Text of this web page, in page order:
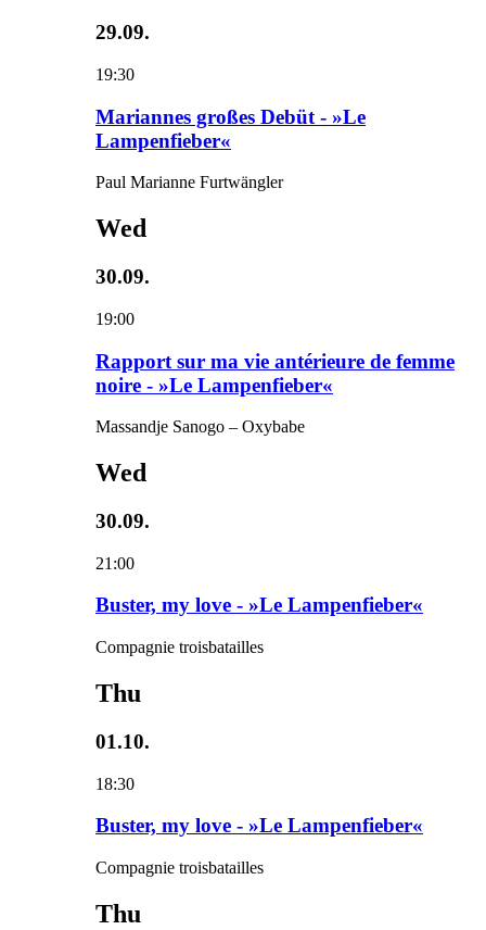
29.09.
19:30
Mariannes großes Debüt - »Le
Lampenfieber«
Paul Marianne Furtwängler
Wed
30.09.
19:00
Rapport sur ma vie antérieure de femme
noire - »Le Lampenfieber«
Massandje Sanogo – Oxybabe
Wed
30.09.
21:00
Buster, my love - »Le Lampenfieber«
Compagnie troisbatailles
Thu
01.10.
18:30
Buster, my love - »Le Lampenfieber«
Compagnie troisbatailles
Thu